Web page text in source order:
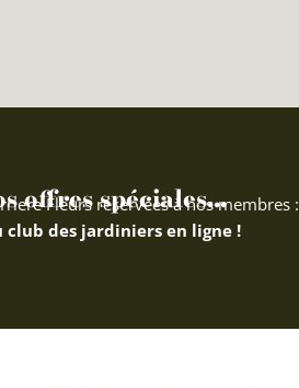
offres spéciales...
Fleurs réservées à nos membres :
club des jardiniers en ligne !